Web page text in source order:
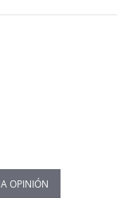
OPINIÓN